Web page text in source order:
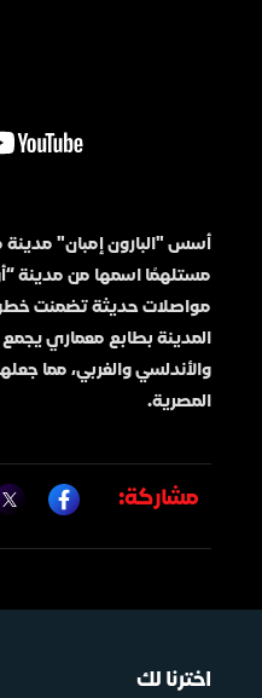
مستلهمًا اسمها من مدينة
مواصلات حديثة تضمنت
المدينة بطابع معماري
والأندلسي والغربي، مما
المصرية.
مشاركة:
اخترنا لك